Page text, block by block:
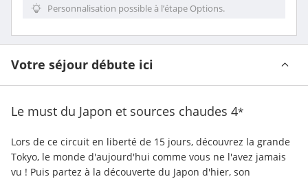
Personnalisation possible à l’étape Options.
Votre séjour débute ici
Le must du Japon et sources chaudes 4*
Lors de ce circuit en liberté de 15 jours, découvrez la grande
Tokyo, le monde d'aujourd'hui comme vous ne l'avez jamais
vu ! Puis partez à la découverte du Japon d'hier, son